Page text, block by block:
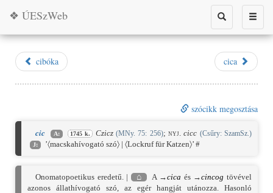
Toggle
Toggle
search
❖ ÚESzWeb
cibóka cica
szócikk megosztása
cic A: 1745 k. Czicz (MNy. 75: 256);nyj. cicc (Csűry: SzamSz.)
J: ’〈macskahívogató szó〉 | 〈Lockruf für Katzen〉’ #
Onomatopoetikus eredetű. | ⌂ A →cica és →cincog tövével
azonos állathívogató szó, az egér hangját utánozza. Hasonló